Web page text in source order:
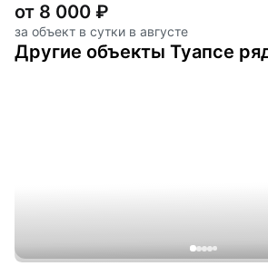
от 8 000 ₽
за объект в сутки в августе
Другие объекты Туапсе